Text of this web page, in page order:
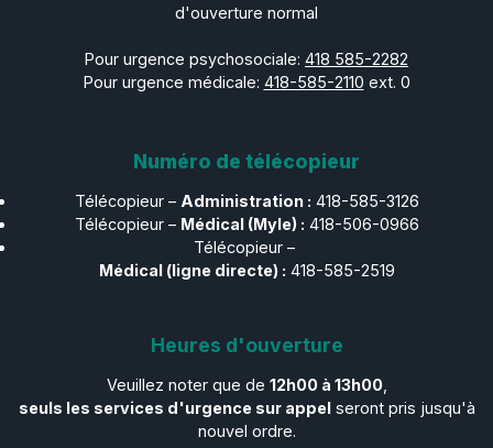
d'ouverture normal
Pour urgence psychosociale: 418 585-2282
Pour urgence médicale: 418-585-2110 ext. 0
Numéro de télécopieur
Télécopieur – Administration : 418-585-3126
Télécopieur –​​​​​​​ Médical (Myle) : 418-506-0966
Télécopieur –​​​​​​​
Médical (ligne directe) : 418-585-2519
Heures d'ouverture
Veuillez noter que de 12h00 à 13h00,
seuls les services d'urgence sur appelseront pris jusqu'à
nouvel ordre.